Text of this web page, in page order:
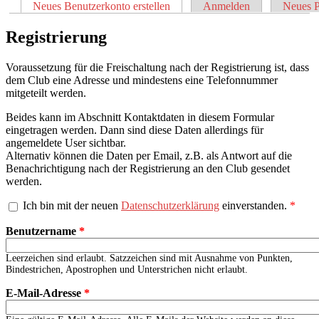
Neues Benutzerkonto erstellen (aktiver Reiter)
Anmelden Neues
Registrierung
Voraussetzung für die Freischaltung nach der Registrierung ist, dass
dem Club eine Adresse und mindestens eine Telefonnummer
mitgeteilt werden.
Beides kann im Abschnitt Kontaktdaten in diesem Formular
eingetragen werden. Dann sind diese Daten allerdings für
angemeldete User sichtbar.
Alternativ können die Daten per Email, z.B. als Antwort auf die
Benachrichtigung nach der Registrierung an den Club gesendet
werden.
Ich bin mit der neuen Datenschutzerklärung einverstanden. *
Benutzername *
Leerzeichen sind erlaubt. Satzzeichen sind mit Ausnahme von Punkten,
Bindestrichen, Apostrophen und Unterstrichen nicht erlaubt.
E-Mail-Adresse *